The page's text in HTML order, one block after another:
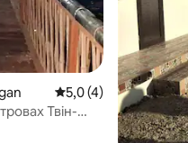
Середня оцінка: 5,0
5,0 (4)
Твін-
від 30 до